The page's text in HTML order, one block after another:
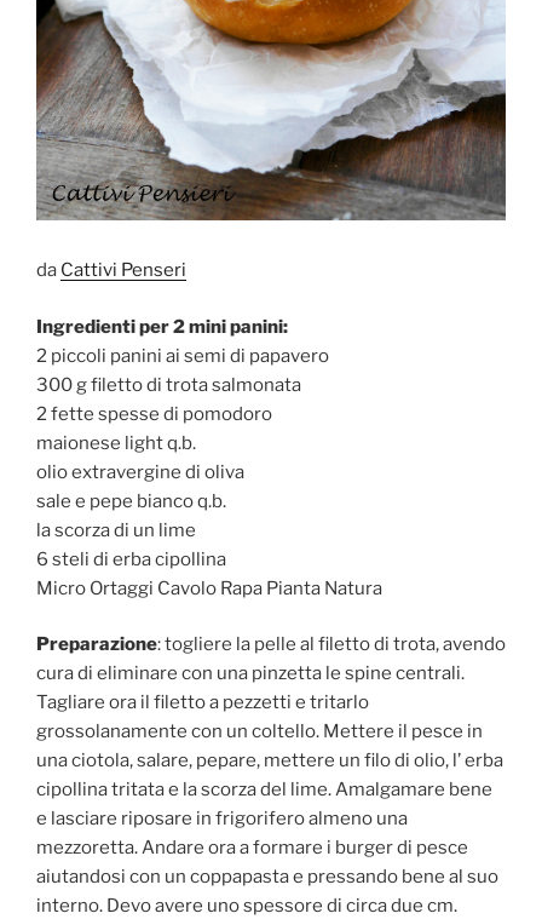
da Cattivi Penseri
Ingredienti per 2 mini panini:
2 piccoli panini ai semi di papavero
300 g filetto di trota salmonata
2 fette spesse di pomodoro
maionese light q.b.
olio extravergine di oliva
sale e pepe bianco q.b.
la scorza di un lime
6 steli di erba cipollina
Micro Ortaggi Cavolo Rapa Pianta Natura
Preparazione: togliere la pelle al filetto di trota, avendo
cura di eliminare con una pinzetta le spine centrali.
Tagliare ora il filetto a pezzetti e tritarlo
grossolanamente con un coltello. Mettere il pesce in
una ciotola, salare, pepare, mettere un filo di olio, l’ erba
cipollina tritata e la scorza del lime. Amalgamare bene
e lasciare riposare in frigorifero almeno una
mezzoretta. Andare ora a formare i burger di pesce
aiutandosi con un coppapasta e pressando bene al suo
interno. Devo avere uno spessore di circa due cm.